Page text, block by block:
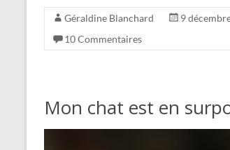
Géraldine Blanchard 9
10 Commentaires
Mon chat est en